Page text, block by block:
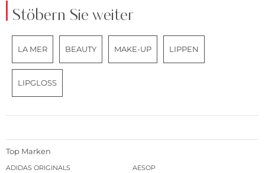
Stöbern Sie weiter
LA MER BEAUTY MAKE-UP LIPPEN
LIPGLOSS
Top Marken
ADIDAS ORIGINALS
AESOP